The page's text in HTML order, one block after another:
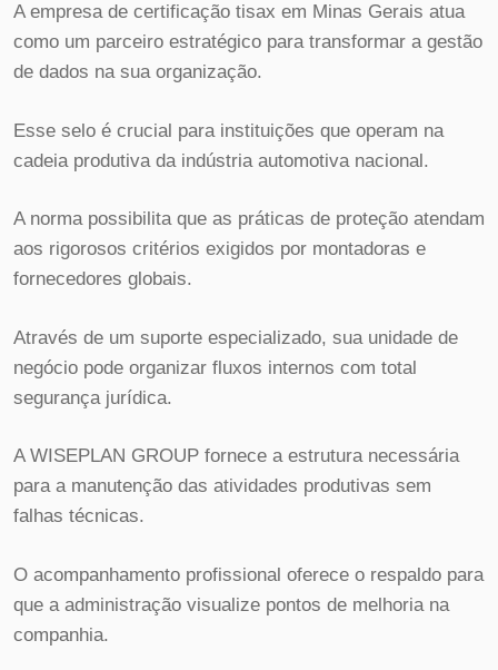
A empresa de certificação tisax em Minas Gerais atua
como um parceiro estratégico para transformar a gestão
de dados na sua organização.
Esse selo é crucial para instituições que operam na
cadeia produtiva da indústria automotiva nacional.
A norma possibilita que as práticas de proteção atendam
aos rigorosos critérios exigidos por montadoras e
fornecedores globais.
Através de um suporte especializado, sua unidade de
negócio pode organizar fluxos internos com total
segurança jurídica.
A WISEPLAN GROUP fornece a estrutura necessária
para a manutenção das atividades produtivas sem
falhas técnicas.
O acompanhamento profissional oferece o respaldo para
que a administração visualize pontos de melhoria na
companhia.